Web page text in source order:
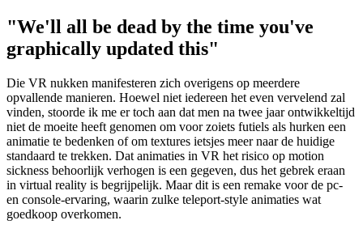
"We'll all be dead by the time you've
graphically updated this"
Die VR nukken manifesteren zich overigens op meerdere
opvallende manieren. Hoewel niet iedereen het even vervelend zal
vinden, stoorde ik me er toch aan dat men na twee jaar ontwikkeltijd
niet de moeite heeft genomen om voor zoiets futiels als hurken een
animatie te bedenken of om textures ietsjes meer naar de huidige
standaard te trekken. Dat animaties in VR het risico op motion
sickness behoorlijk verhogen is een gegeven, dus het gebrek eraan
in virtual reality is begrijpelijk. Maar dit is een remake voor de pc-
en console-ervaring, waarin zulke teleport-style animaties wat
goedkoop overkomen.